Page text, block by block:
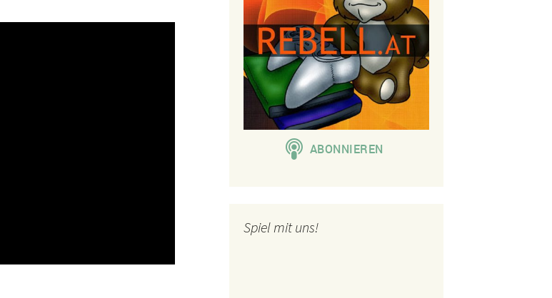
Spiel mit uns!